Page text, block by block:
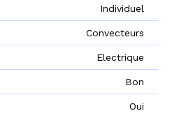
Individuel
Convecteurs
Electrique
Bon
Oui